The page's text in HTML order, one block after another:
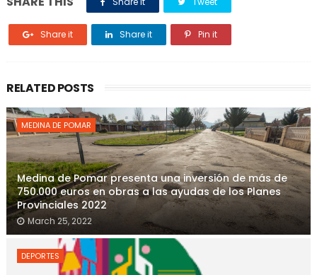
Share it Share it Pin it
RELATED POSTS
MEDINA DE POMAR
Medina de Pomar presenta una inversión de más de
750.000 euros en obras a las ayudas de los Planes
Provinciales 2022
March 25, 2022
DEPORTES